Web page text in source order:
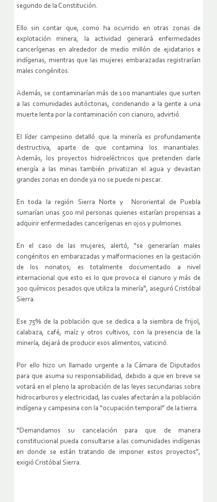
segundo de la Constitución.
Ello sin contar que, como ha ocurrido en otras zonas de
explotación minera, la actividad generará enfermedades
cancerígenas en alrededor de medio millón de ejidatarios e
indígenas, mientras que las mujeres embarazadas registrarían
males congénitos.
Además, se contaminarían más de 100 manantiales que surten
a las comunidades autóctonas, condenando a la gente a una
muerte lenta por la contaminación con cianuro, advirtió.
El líder campesino detalló que la minería es profundamente
destructiva, aparte de que contamina los manantiales.
Además, los proyectos hidroeléctricos que pretenden darle
energía a las minas también privatizan el agua y devastan
grandes zonas en donde ya no se puede ni pescar.
En toda la región Sierra Norte y Nororiental de Puebla
sumarían unas 500 mil personas quienes estarían propensas a
adquirir enfermedades cancerígenas en ojos y pulmones.
En el caso de las mujeres, alertó, “se generarían males
congénitos en embarazadas y malformaciones en la gestación
de los nonatos; es totalmente documentado a nivel
internacional que esto es lo que provoca el cianuro y más de
300 químicos pesados que utiliza la minería”, aseguró Cristóbal
Sierra.
Ese 75% de la población que se dedica a la siembra de frijol,
calabaza, café, maíz y otros cultivos, con la presencia de la
minería, dejará de producir esos alimentos, vaticinó.
Por ello hizo un llamado urgente a la Cámara de Diputados
para que asuma su responsabilidad, debido a que en breve se
votará en el pleno la aprobación de las leyes secundarias sobre
hidrocarburos y electricidad, las cuales afectarán a la población
indígena y campesina con la “ocupación temporal” de la tierra.
“Demandamos su cancelación para que de manera
constitucional pueda consultarse a las comunidades indígenas
en donde se están tratando de imponer estos proyectos”,
exigió Cristóbal Sierra.